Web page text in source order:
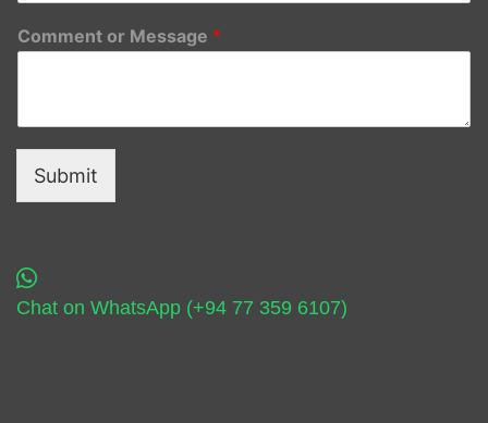
Comment or Message *
Submit
Chat on WhatsApp (+94 77 359 6107)